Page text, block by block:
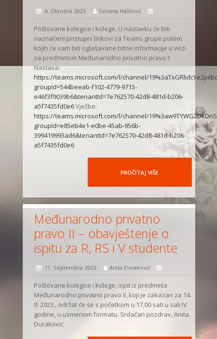
6. Oktobra 2023. Sevleta Halilović
Poštovane kolegice i kolege, U nastavku će biti
naznačeni pristupni linkovi za Teams grupe putem
kojih će vam biti oglašavane bitne informacije u vezi
sa predmetom Međunarodno privatno pravo I:
Nastava:
https://teams.microsoft.com/l/channel/
groupId=544beeab-f102-4779-9715-
e46f3f9039b6&tenantId=7e762570-42d8-481d-b206-
a5f7435fd0e6Vježbe:
https://teams.microsoft.com/l/channel/
groupId=e85eb4e1-e0be-45ab-956b-
399419993ad6&tenantId=7e762570-42d8-481d-b206-
a5f7435fd0e6
PROČITAJ VIŠE
Međunarodno privatno
pravo II – obavještenje o
ispitu za R, RS i V studente
11. Septembra 2023. Anita Duraković
Poštovane kolegice i kolege, ispit iz predmeta
Međunarodno privatno pravo II, koji je zakazan za 14.
9. 2023., održat će se s početkom u 17,00 sati u sali IV
godine, u usmenom formatu. Srdačan pozdrav, Anita
Duraković